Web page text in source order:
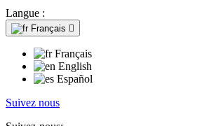
Langue :
Français 
Français
English
Español
Suivez nous